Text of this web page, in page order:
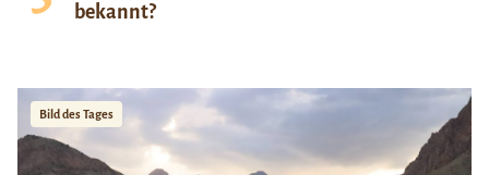
bekannt?
Bild des Tages